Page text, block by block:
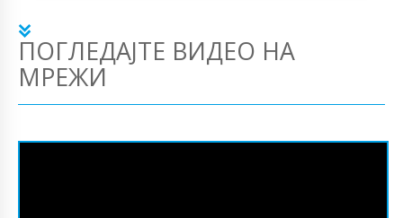
ПОГЛЕДАЈТЕ ВИДЕО НА
МРЕЖИ